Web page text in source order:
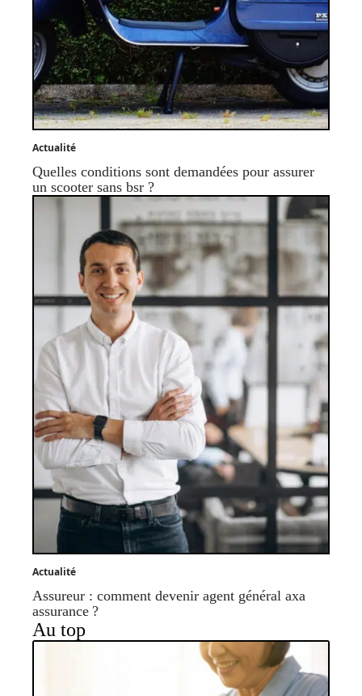
Actualité
Quelles conditions sont demandées pour assurer
un scooter sans bsr ?
Actualité
Assureur : comment devenir agent général axa
assurance ?
Au top